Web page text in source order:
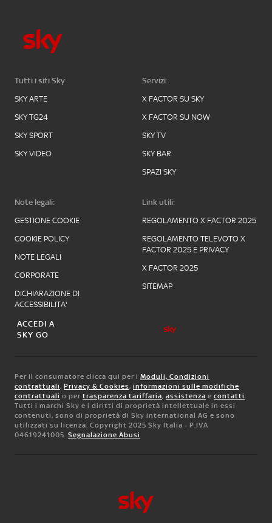
Tutti i siti Sky:
SKY ARTE
SKY TG24
SKY SPORT
SKY VIDEO
Servizi:
X FACTOR SU SKY
X FACTOR SU NOW
SKY TV
SKY BAR
SPAZI SKY
Note legali:
GESTIONE COOKIE
COOKIE POLICY
NOTE LEGALI
CORPORATE
DICHIARAZIONE DI
ACCESSIBILITA'
Link utili:
REGOLAMENTO X FACTOR 2025
REGOLAMENTO TELEVOTO X
FACTOR 2025 E PRIVACY
X FACTOR 2025
SITEMAP
ACCEDI A
SKY GO
Per il consumatore clicca qui per i Moduli, Condizioni
contrattuali, Privacy & Cookies, informazioni sulle modifiche
contrattuali o per trasparenza tariffaria, assistenza e contatti.
Tutti i marchi Sky e i diritti di proprietà intellettuale in essi
contenuti, sono di proprietà di Sky international AG e sono
utilizzati su licenza. Copyright 2025 Sky Italia - P.IVA
04619241005. Segnalazione Abusi